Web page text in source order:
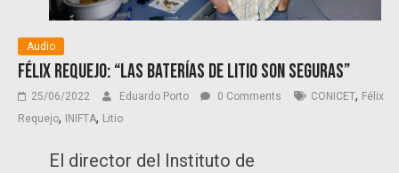
Audio
Félix Requejo: “Las baterías de litio son seguras”
25/06/2022 Eduardo Porto 0 Comments CONICET, Félix
Requejo, INIFTA, Litio
El director del Instituto de